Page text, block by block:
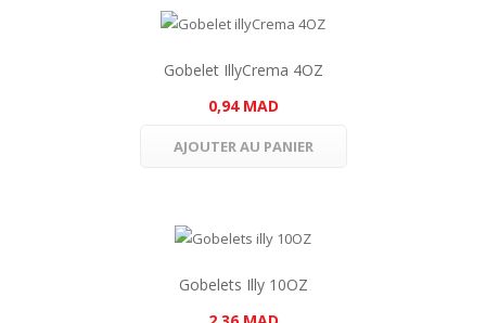
Gobelet IllyCrema 4OZ
0,94 MAD
AJOUTER AU PANIER
Gobelets Illy 10OZ